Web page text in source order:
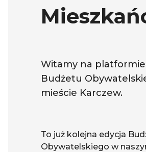
Witamy na platformie
Budżetu
mieście Karczew.
To już kolejna edycja
Obywatelskiego w